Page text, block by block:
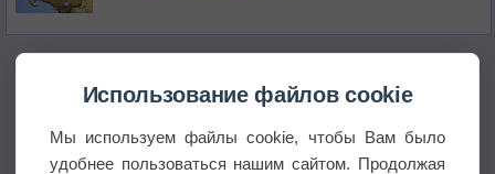
Использование файлов cookie
Мы используем файлы cookie, чтобы Вам было
удобнее пользоваться нашим сайтом. Продолжая